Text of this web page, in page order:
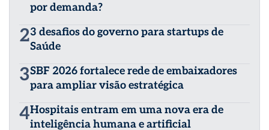
por demanda?
23 desafios do governo para startups de
Saúde
3SBF 2026 fortalece rede de embaixadores
para ampliar visão estratégica
4Hospitais entram em uma nova era de
inteligência humana e artificial